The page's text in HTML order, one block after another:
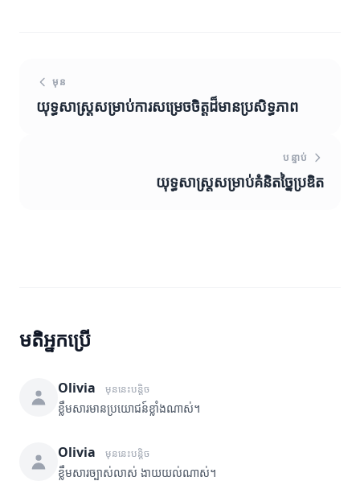
មុន
យុទ្ធសាស្ត្រសម្រាប់ការសម្រេចចិត្តដ៏មានប្រសិទ្ធភាព
បន្ទាប់
យុទ្ធសាស្ត្រសម្រាប់គំនិតច្នៃប្រឌិត
មតិអ្នកប្រើ
Olivia មុននេះបន្តិច
ខ្លឹមសារមានប្រយោជន៍ខ្លាំងណាស់។
Olivia មុននេះបន្តិច
ខ្លឹមសារច្បាស់លាស់ ងាយយល់ណាស់។